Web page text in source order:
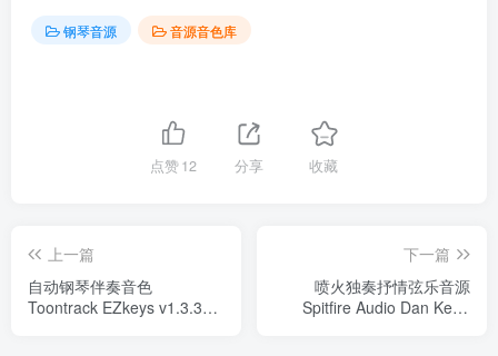
钢琴音源 音源音色库
点赞12 分享 收藏
上一篇
自动钢琴伴奏音色
Toontrack EZkeys v1.3.3
下一篇
喷火独奏抒情弦乐音源
Spitfire Audio Dan Keen